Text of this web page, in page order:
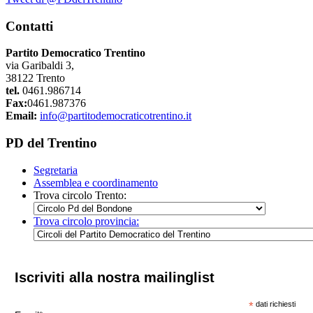
Contatti
Partito Democratico Trentino
via Garibaldi 3,
38122 Trento
tel. 0461.986714
Fax:0461.987376
Email: info@partitodemocraticotrentino.it
PD del Trentino
Segretaria
Assemblea e coordinamento
Trova circolo Trento:
Trova circolo provincia:
Iscriviti alla nostra mailinglist
* dati richiesti